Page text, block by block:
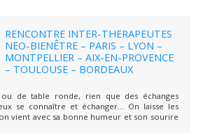
RENCONTRE INTER-THERAPEUTES
NEO-BIENÊTRE – PARIS – LYON –
MONTPELLIER – AIX-EN-PROVENCE
– TOULOUSE – BORDEAUX
de table ronde, rien que des échanges
se connaître et échanger… On laisse les
vient avec sa bonne humeur et son sourire